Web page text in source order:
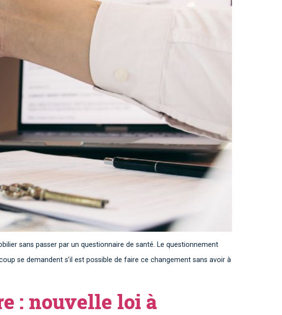
sans passer par un questionnaire de santé. Le questionnement
se demandent s’il est possible de faire ce changement sans avoir à
: nouvelle loi à